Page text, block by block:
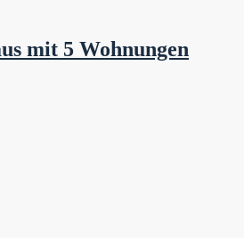
mit 5 Wohnungen